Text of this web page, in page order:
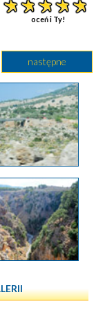
oceń i Ty!
następne